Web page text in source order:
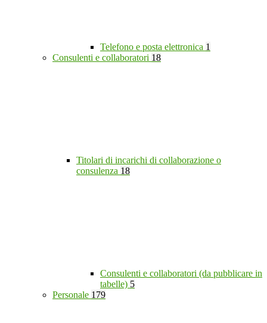
Telefono e posta elettronica 1
Consulenti e collaboratori 18
Titolari di incarichi di collaborazione o
consulenza 18
Consulenti e collaboratori (da pubblicare in
tabelle) 5
Personale 179